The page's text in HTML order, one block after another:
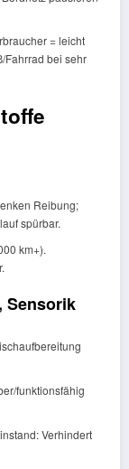
= leicht
Fahrrad bei sehr
Reibung;
spürbar.
km+).
Sensorik
funktionsfähig
Verhindert